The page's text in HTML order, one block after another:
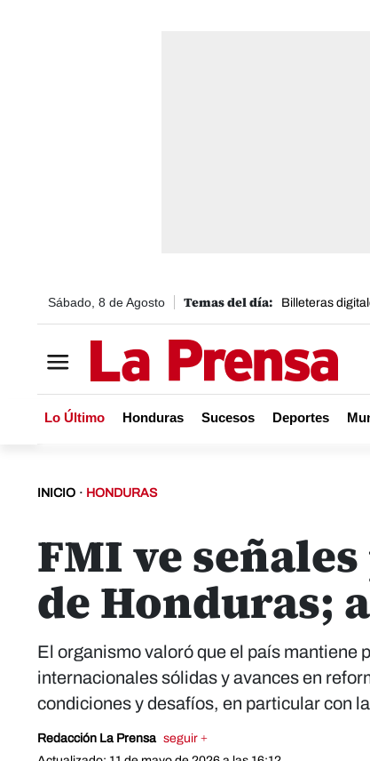
Sábado, 8 de Agosto Billeteras
Lo Último Honduras Sucesos Deportes
INICIO · HONDURAS
FMI ve
de Honduras;
El organismo valoró que el país
internacionales sólidas y avances en
condiciones y desafíos, en particular con
Redacción La Prensa seguir +